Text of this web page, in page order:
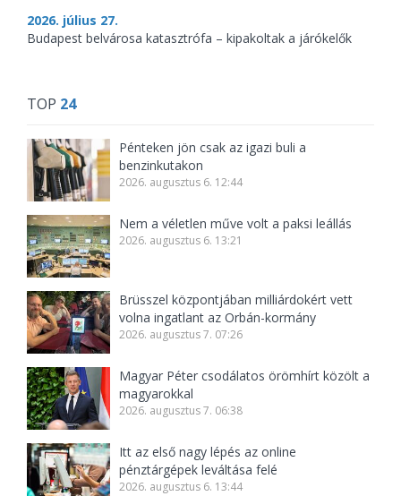
2026. július 27.
Budapest belvárosa katasztrófa – kipakoltak a járókelők
TOP 24
Pénteken jön csak az igazi buli a
benzinkutakon
2026. augusztus 6. 12:44
Nem a véletlen műve volt a paksi leállás
2026. augusztus 6. 13:21
Brüsszel központjában milliárdokért vett
volna ingatlant az Orbán-kormány
2026. augusztus 7. 07:26
Magyar Péter csodálatos örömhírt közölt a
magyarokkal
2026. augusztus 7. 06:38
Itt az első nagy lépés az online
pénztárgépek leváltása felé
2026. augusztus 6. 13:44